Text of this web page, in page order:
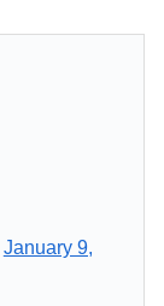
January 9,